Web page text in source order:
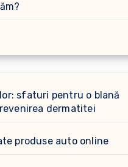
sfaturi pentru o blană
dermatitei
produse auto online